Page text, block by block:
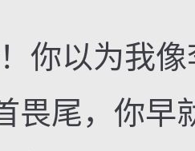
以为我像
畏尾，你早